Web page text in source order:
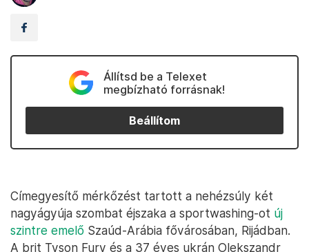
Állítsd be a Telexet
megbízható forrásnak!
Beállítom
Címegyesítő mérkőzést tartott a nehézsúly két
nagyágyúja szombat éjszaka a sportwashing-ot új
szintre emelő Szaúd-Arábia fővárosában, Rijádban.
A brit Tyson Fury és a 37 éves ukrán Olekszandr